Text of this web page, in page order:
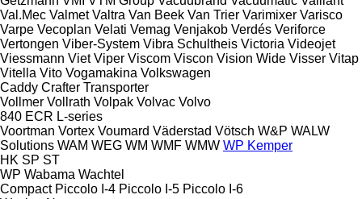
Val.Mec Valmet Valtra Van Beek Van Trier Varimixer Varisco
Varpe Vecoplan Velati Vemag Venjakob Verdés Veriforce
Vertongen Viber-System Vibra Schultheis Victoria Videojet
Viessmann Viet Viper Viscom Viscon Vision Wide Visser Vitap
Vitella Vito Vogamakina Volkswagen
Caddy Crafter Transporter
Vollmer Vollrath Volpak Volvac Volvo
840 ECR L-series
Voortman Vortex Voumard Väderstad Vötsch W&P WALW
Solutions WAM WEG WM WMF WMW WP Kemper
HK SP ST
WP Wabama Wachtel
Compact Piccolo I-4 Piccolo I-5 Piccolo I-6